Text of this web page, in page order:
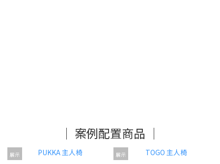
│ 案例配置商品 │
展示 展示